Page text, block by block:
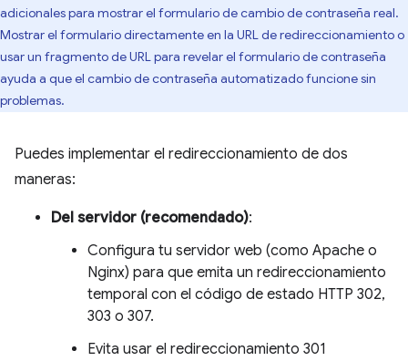
adicionales para mostrar el formulario de cambio de contraseña real.
Mostrar el formulario directamente en la URL de redireccionamiento o
usar un fragmento de URL para revelar el formulario de contraseña
ayuda a que el cambio de contraseña automatizado funcione sin
problemas.
Puedes implementar el redireccionamiento de dos
maneras:
Del servidor (recomendado):
Configura tu servidor web (como Apache o
Nginx) para que emita un redireccionamiento
temporal con el código de estado HTTP 302,
303 o 307.
Evita usar el redireccionamiento 301